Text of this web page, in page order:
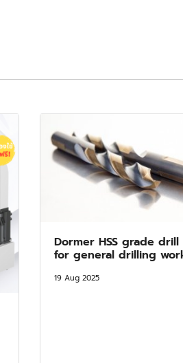
Dormer HSS grade
for general drilling
19 Aug 2025